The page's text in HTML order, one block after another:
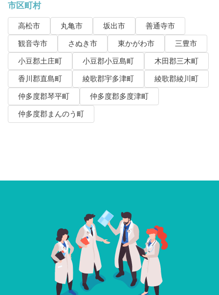
市区町村
高松市 丸亀市 坂出市
善通寺市
観音寺市
さぬき市 東かがわ市
三豊市
小豆郡土庄町
小豆郡小豆島町
木田郡三木町
香川郡直島町
綾歌郡宇多津町
綾歌郡綾川町
仲多度郡琴平町
仲多度郡多度津町
仲多度郡まんのう町